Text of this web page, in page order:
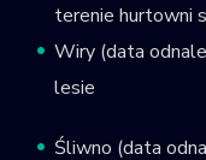
terenie hurtowni
Wiry (data
lesie
Śliwno (data